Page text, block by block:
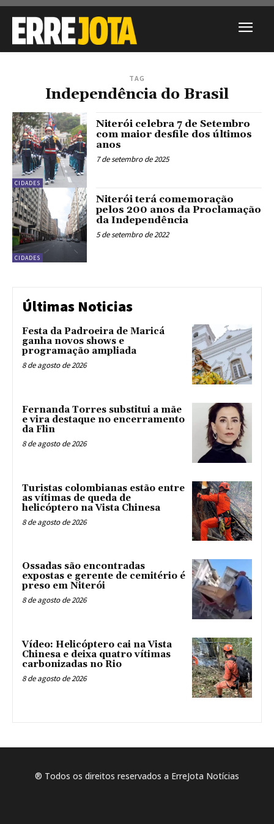
TAG
Independência do Brasil
CIDADES
Niterói celebra 7 de Setembro
com maior desfile dos últimos
anos
7 de setembro de 2025
CIDADES
Niterói terá comemoração
pelos 200 anos da Proclamação
da Independência
5 de setembro de 2022
Últimas Noticias
Festa da Padroeira de Maricá
ganha novos shows e
programação ampliada
8 de agosto de 2026
Fernanda Torres substitui a mãe
e vira destaque no encerramento
da Flin
8 de agosto de 2026
Turistas colombianas estão entre
as vítimas de queda de
helicóptero na Vista Chinesa
8 de agosto de 2026
Ossadas são encontradas
expostas e gerente de cemitério é
preso em Niterói
8 de agosto de 2026
Vídeo: Helicóptero cai na Vista
Chinesa e deixa quatro vítimas
carbonizadas no Rio
8 de agosto de 2026
® Todos os direitos reservados a ErreJota Notícias